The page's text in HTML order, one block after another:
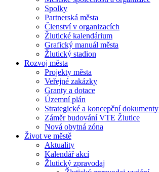
Spolky
Partnerská města
Členství v organizacích
Žlutické kalendárium
Grafický manuál města
Žlutický stadion
Rozvoj města
Projekty města
Veřejné zakázky
Granty a dotace
Územní plán
Strategické a koncepční dokumenty
Záměr budování VTE Žlutice
Nová obytná zóna
Život ve městě
Aktuality
Kalendář akcí
Žlutický zpravodaj